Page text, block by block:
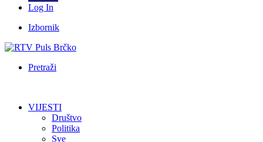
Log In
Izbornik
Pretraži
VIJESTI
Društvo
Politika
Sve